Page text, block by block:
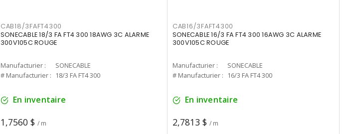
CAB18/3FAFT4300
SONECABLE 18/3 FA FT4 300 18AWG 3C ALARME
300V105C ROUGE
Manufacturier :
SONECABLE
# Manufacturier :
18/3 FA FT4 300
En inventaire
1,7560 $ / m
CAB16/3FAFT4300
SONECABLE 16/3 FA FT4 300 16AWG 3C ALARME
300V105C ROUGE
Manufacturier :
SONECABLE
# Manufacturier :
16/3 FA FT4 300
En inventaire
2,7813 $ / m